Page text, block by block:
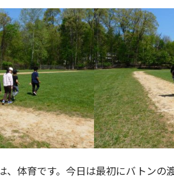
、体育です。今日は最初にバトン